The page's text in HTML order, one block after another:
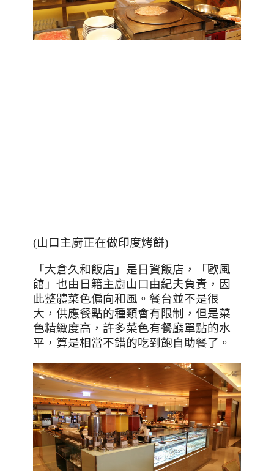
(山口主廚正在做印度烤餅)
「大倉久和飯店」是日資飯店，「歐風
館」也由日籍主廚山口由紀夫負責，因
此整體菜色偏向和風。餐台並不是很
大，供應餐點的種類會有限制，但是菜
色精緻度高，許多菜色有餐廳單點的水
平，算是相當不錯的吃到飽自助餐了。